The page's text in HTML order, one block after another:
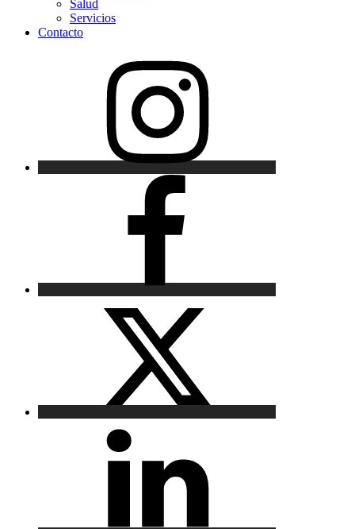
Salud
Servicios
Contacto